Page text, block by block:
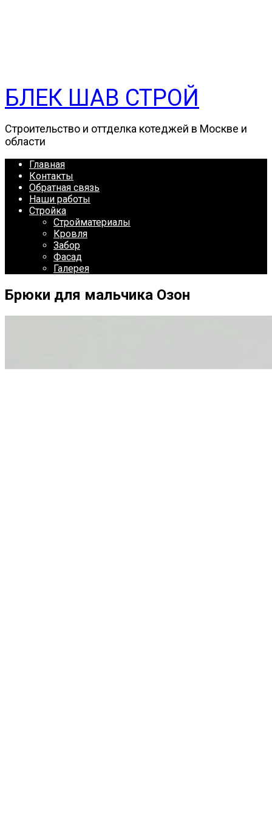
БЛЕК ШАВ СТРОЙ
Строительство и оттделка котеджей в Москве и
области
Главная
Контакты
Обратная связь
Наши работы
Стройка
Стройматериалы
Кровля
Забор
Фасад
Галерея
Брюки для мальчика Озон